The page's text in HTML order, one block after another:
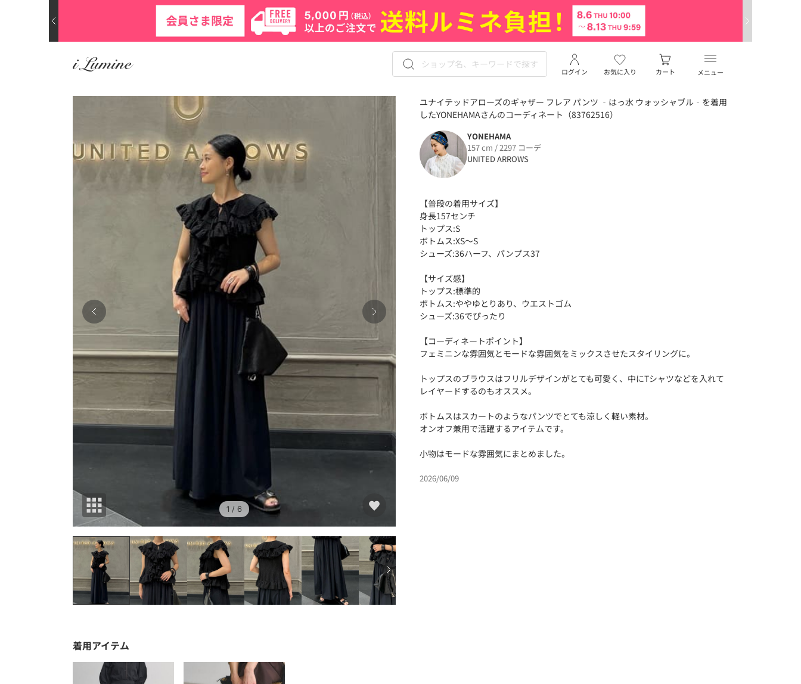
メニュー
お気に入り
ログイン カート
1 / 6
ユナイテッドアローズのギャザー フレア パンツ ‐はっ水 ウォッシャブル‐を着用
したYONEHAMAさんのコーディネート（83762516）
YONEHAMA
157 cm / 2297 コーデ
UNITED ARROWS
【普段の着用サイズ】
身長157センチ
トップス:S
ボトムス:XS〜S
シューズ:36ハーフ、パンプス37
【サイズ感】
トップス:標準的
ボトムス:ややゆとりあり、ウエストゴム
シューズ:36でぴったり
【コーディネートポイント】
フェミニンな雰囲気とモードな雰囲気をミックスさせたスタイリングに。
トップスのブラウスはフリルデザインがとても可愛く、中にTシャツなどを入れて
レイヤードするのもオススメ。
ボトムスはスカートのようなパンツでとても涼しく軽い素材。
オンオフ兼用で活躍するアイテムです。
小物はモードな雰囲気にまとめました。
2026/06/09
着用アイテム